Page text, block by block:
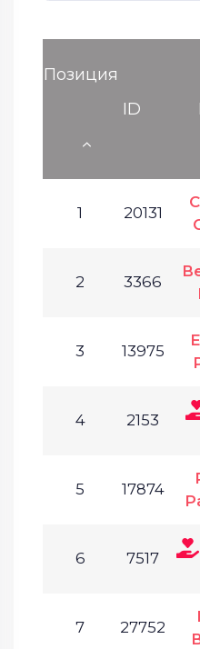
Позиция
ID
1 20131
2 3366
3 13975
4 2153
5 17874
6 7517
7 27752